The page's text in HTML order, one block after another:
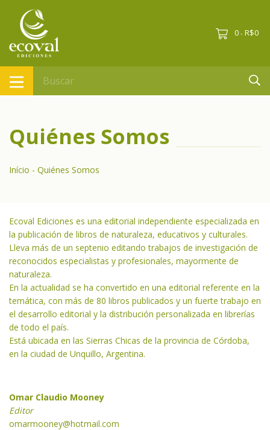
0 - R$0
Quiénes Somos
Início - Quiénes Somos
Ecoval Ediciones es una editorial independiente especializada en
la publicación de libros de naturaleza, educativos y culturales.
Lleva más de un septenio editando trabajos de investigación de
reconocidos especialistas y profesionales, mayormente de
naturaleza.
En la actualidad se ha convertido en una editorial referente en la
temática, con más de 80 libros publicados y un fuerte trabajo en
el desarrollo editorial y la distribución personalizada en librerías
de todo el país.
Está ubicada en las Sierras Chicas de la provincia de Córdoba,
en la ciudad de Unquillo, Argentina.
Omar Claudio Mooney
Editor
omarmooney@hotmail.com